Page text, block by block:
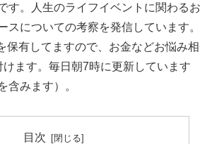
す。人生のライフイベントに関わるお
スについての考察を発信しています。
保有してますので、お金などお悩み相
ます。毎日朝7時に更新しています
含みます）。
目次